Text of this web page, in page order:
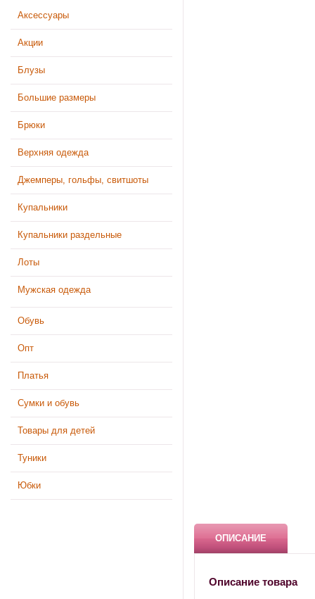
Аксессуары
Акции
Блузы
Большие размеры
Брюки
Верхняя одежда
Джемперы, гольфы, свитшоты
Купальники
Купальники раздельные
Лоты
Мужская одежда
Обувь
Опт
Платья
Сумки и обувь
Товары для детей
Туники
Юбки
ОПИСАНИЕ
Описание товара